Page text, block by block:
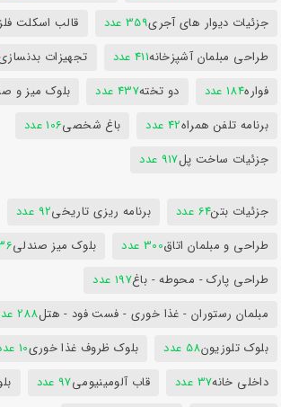
جزئیات دیوار های آجری359 عدد قالب اسکلت
طراحی مبلمان آشپزخانه411 عدد تجهیزات
فواره184 عدد دو تخته437 عدد بلوک میز و
برنامه تلفن همراه42 عدد باغ شخصی106 عدد
جزئیات ساخت پل917 عدد
جزئیات بتن64 عدد برنامه ریزی تاریخی92 عدد
طراحی و مبلمان اتاق300 عدد بلوک میز صندلی36
طراحی پارک - محوطه - باغ197 عدد
مبلمان رستوران - غذا خوری - فست فود - هتل288 عدد
بلوک تلوزیون58 عدد بلوک ظروف غذا خوری10 عدد
داخلی خانه37 عدد قاب آلومینیومی97 عدد